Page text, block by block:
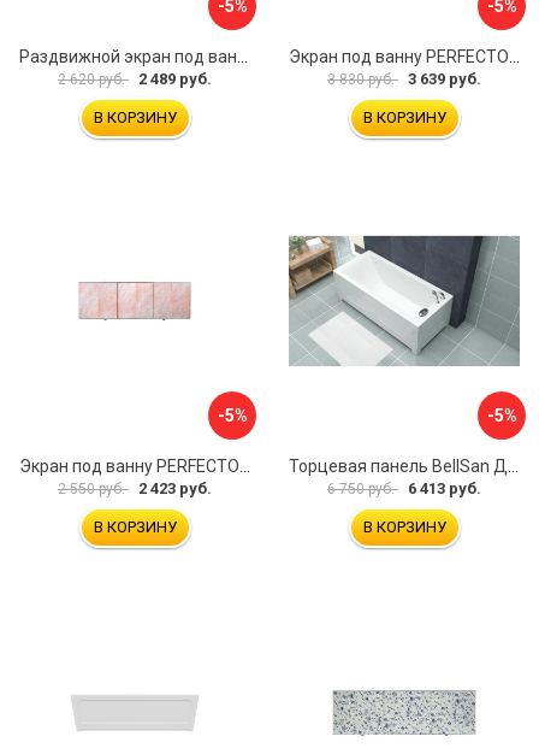
-5%
2 620 руб. 2 489 руб.
В КОРЗИНУ
-5%
3 830 руб. 3 639 руб.
В КОРЗИНУ
-5%
Экран под ванну PERFECTO LINEA 36-000157
2 550 руб. 2 423 руб.
В КОРЗИНУ
-5%
Торцевая панель BellSan Даниелла 4627171531049
6 750 руб. 6 413 руб.
В КОРЗИНУ